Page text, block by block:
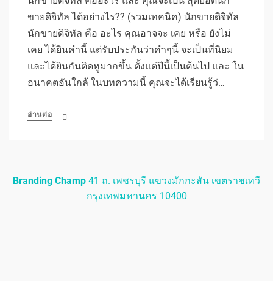
ขายดิจิทัล ได้อย่างไร?? (รวมเทคนิค) นักขายดิจิทัล
นักขายดิจิทัล คือ อะไร คุณอาจจะ เคย หรือ ยังไม่
เคย ได้ยินคำนี้ แต่รับประกันว่าคำๆนี้ จะเป็นที่นิยม
และได้ยินกันติดหูมากขึ้น ตั้งแต่ปีนี้เป็นต้นไป และ ใน
อนาคตอันใกล้ ในบทความนี้ คุณจะได้เรียนรู้ว่…
อ่านต่อ
Branding Champ 41 ถ. เพชรบุรี แขวงมักกะสัน เขตราชเทวี
กรุงเทพมหานคร 10400